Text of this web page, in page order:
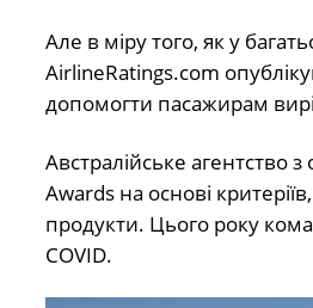
Але в міру того, як у
AirlineRatings.com
допомогти пасажирам
Австралійське агентство
Awards на основі
продукти. Цього року
COVID.